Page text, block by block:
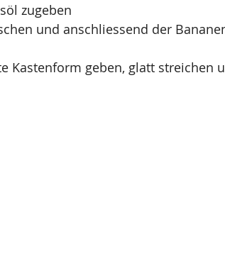
zugeben
und anschliessend der
Kastenform geben, glatt streichen